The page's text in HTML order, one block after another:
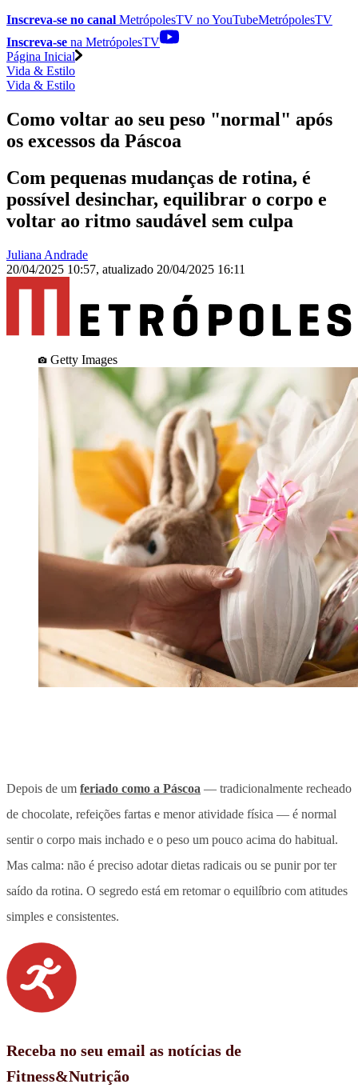
Inscreva-se no canal MetrópolesTV noYouTubeMetrópolesTV
Inscreva-se na MetrópolesTV
Página Inicial
Vida & Estilo
Vida & Estilo
Como voltar ao seu peso "normal" após
os excessos da Páscoa
Com pequenas mudanças de rotina, é
possível desinchar, equilibrar o corpo e
voltar ao ritmo saudável sem culpa
Juliana Andrade
20/04/2025 10:57, atualizado 20/04/2025 16:11
Getty Images
Depois de um feriado como a Páscoa — tradicionalmente recheado
de chocolate, refeições fartas e menor atividade física — é normal
sentir o corpo mais inchado e o peso um pouco acima do habitual.
Mas calma: não é preciso adotar dietas radicais ou se punir por ter
saído da rotina. O segredo está em retomar o equilíbrio com atitudes
simples e consistentes.
Receba no seu email as notícias de
Fitness&Nutrição